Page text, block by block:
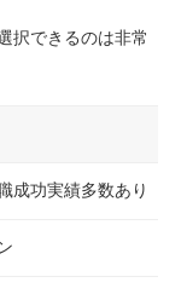
択できるのは非常
成功実績多数あり